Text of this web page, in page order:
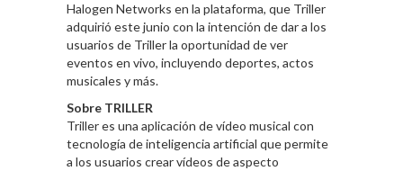
Halogen Networks en la plataforma, que Triller
adquirió este junio con la intención de dar a los
usuarios de Triller la oportunidad de ver
eventos en vivo, incluyendo deportes, actos
musicales y más.
Sobre TRILLER
Triller es una aplicación de vídeo musical con
tecnología de inteligencia artificial que permite
a los usuarios crear vídeos de aspecto